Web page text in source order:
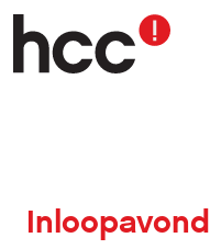
Inloopavond